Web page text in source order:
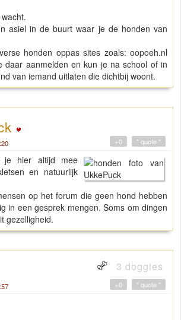
asiel in de buurt waar je de honden van
honden oppas sites zoals: oopoeh.nl
daar aanmelden en kun je na school of in
van iemand uitlaten die dichtbij woont.
" quote "
+0
je hier altijd mee
en natuurlijk
op het forum die geen hond hebben
in een gesprek mengen. Soms om dingen
gezelligheid.
3 doggies
" quote "
+0